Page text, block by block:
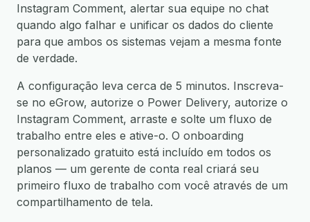
Instagram Comment, alertar sua equipe no chat
quando algo falhar e unificar os dados do cliente
para que ambos os sistemas vejam a mesma fonte
de verdade.
A configuração leva cerca de 5 minutos. Inscreva-
se no eGrow, autorize o Power Delivery, autorize o
Instagram Comment, arraste e solte um fluxo de
trabalho entre eles e ative-o. O onboarding
personalizado gratuito está incluído em todos os
planos — um gerente de conta real criará seu
primeiro fluxo de trabalho com você através de um
compartilhamento de tela.